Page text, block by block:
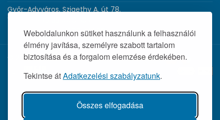
Weboldalunkon sütiket használunk a felhasználói
élmény javítása, személyre szabott tartalom
biztosítása és a forgalom elemzése érdekében.
Tekintse átAdatkezelési szabályzatunk.
Összes elfogadása
Győr-Adyváros, Szigethy A. út 78.
Telefon:
Nyitvatartás:H-P 8:00 - 17:00
© 2026 Wolf Orvosi Műszer Kft. |